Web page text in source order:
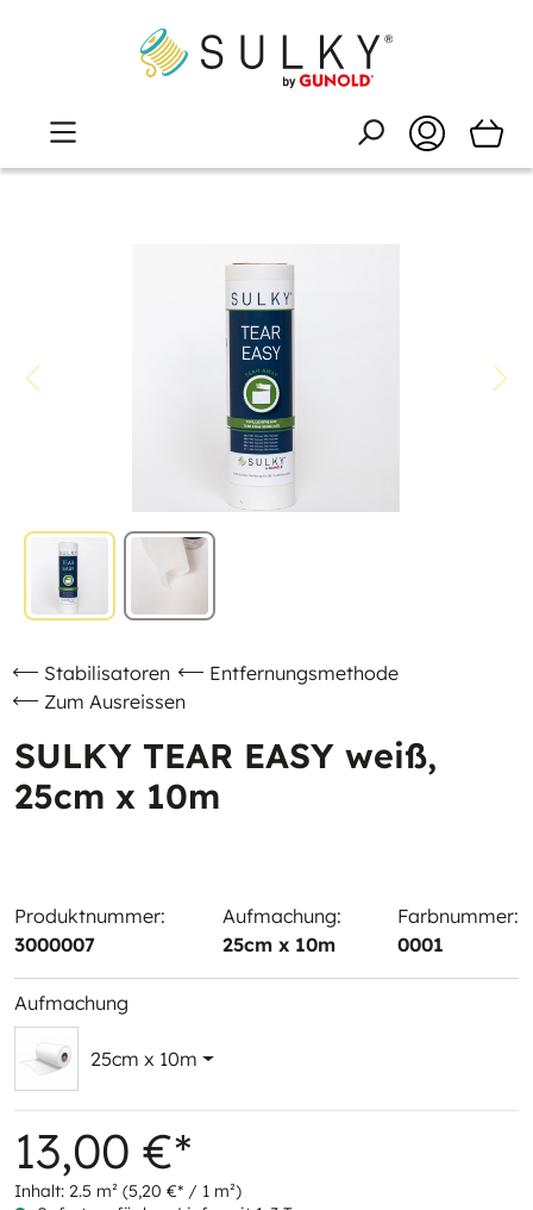
Stabilisatoren
Entfernungsmethode
Zum Ausreissen
SULKY TEAR EASY weiß,
25cm x 10m
Produktnummer:
3000007
Aufmachung:
25cm x 10m
Farbnummer:
0001
Aufmachung
25cm x 10m
13,00 €*
Inhalt: 2.5 m² (5,20 €* / 1 m²)